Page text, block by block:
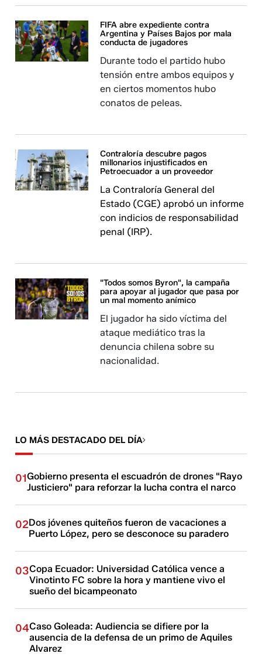
FIFA abre expediente contra
Argentina y Países Bajos por mala
conducta de jugadores
Durante todo el partido hubo
tensión entre ambos equipos y
en ciertos momentos hubo
conatos de peleas.
Contraloría descubre pagos
millonarios injustificados en
Petroecuador a un proveedor
La Contraloría General del
Estado (CGE) aprobó un informe
con indicios de responsabilidad
penal (IRP).
"Todos somos Byron", la campaña
para apoyar al jugador que pasa por
un mal momento anímico
El jugador ha sido víctima del
ataque mediático tras la
denuncia chilena sobre su
nacionalidad.
LO MÁS DESTACADO DEL DÍA
01Gobierno presenta el escuadrón de drones "Rayo
Justiciero" para reforzar la lucha contra el narco
02Dos jóvenes quiteños fueron de vacaciones a
Puerto López, pero se desconoce su paradero
03Copa Ecuador: Universidad Católica vence a
Vinotinto FC sobre la hora y mantiene vivo el
sueño del bicampeonato
04Caso Goleada: Audiencia se difiere por la
ausencia de la defensa de un primo de Aquiles
Alvarez